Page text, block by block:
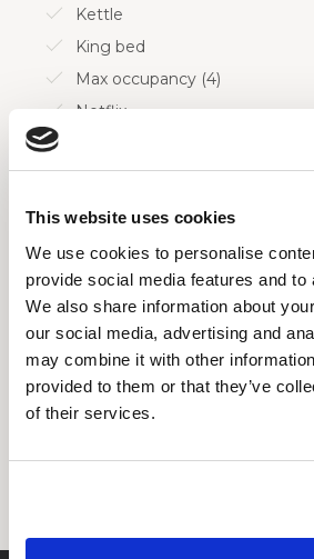
This website uses cookies
We use cookies to personalise
provide social media features and to
We also share information about
our social media, advertising and
may combine it with other
provided to them or that they’ve
of their services.
Kettle
King bed
Max occupancy (4)
Netflix
Shampoo
Shower
Towels
TV
PREBERITE VEČ